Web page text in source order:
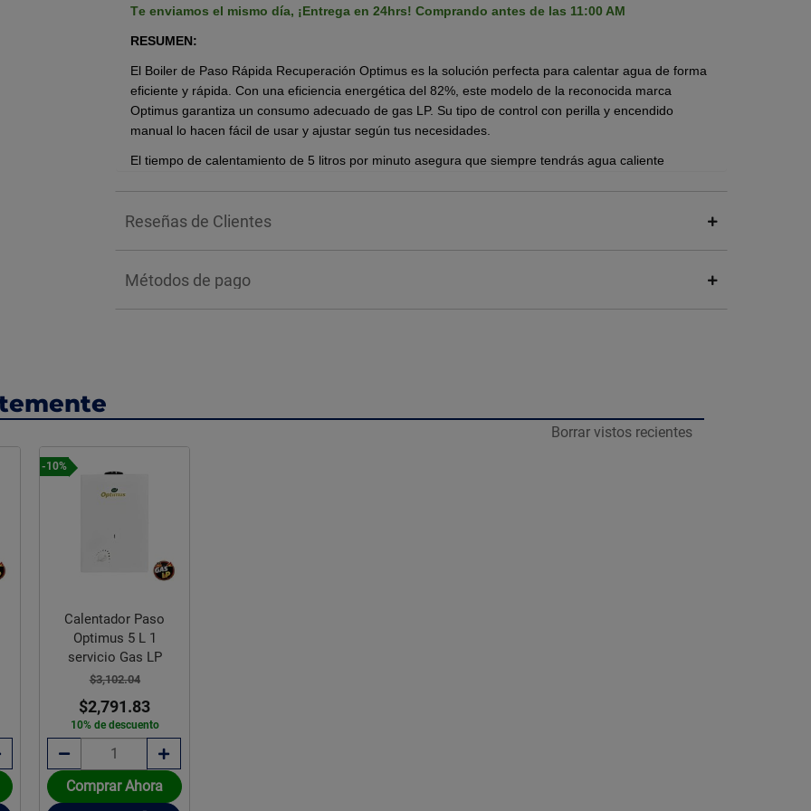
Te enviamos el mismo día, ¡Entrega en 24hrs! Comprando antes de las 11:00 AM
RESUMEN:
El Boiler de Paso Rápida Recuperación Optimus es la solución perfecta para calentar agua de forma
eficiente y rápida. Con una eficiencia energética del 82%, este modelo de la reconocida marca
Optimus garantiza un consumo adecuado de gas LP. Su tipo de control con perilla y encendido
manual lo hacen fácil de usar y ajustar según tus necesidades.
El tiempo de calentamiento de 5 litros por minuto asegura que siempre tendrás agua caliente
opción para disfrutar de agua caliente de manera eficiente y segura.
Uncalentador de gas LPfunciona con gas almacenado en tanque o cilindro, por lo que es ideal
directamente a la red domiciliaria, ofreciendo un suministro continuo sin necesidad de recargas.
Es muy importante elegir el calentador correcto, ya queno son intercambiables: cada equipo está
hasta un 70%, funciona con baja presión. Agua caliente continua para toda la familia, cuenta con
¿CÓMO FUNCIONA?
Tanque porcelanizado más durable.
NO requiere presión de agua.
Permite mezclar confortablemente agua
Reseñas de Clientes
Métodos de pago
Borrar vistos recientes
-10%
Calentador Paso
Optimus 5 L 1
servicio Gas LP
$3,102.04
$2,791.83
10% de descuento
Comprar Ahora